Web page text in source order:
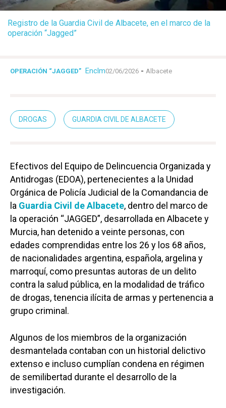
Registro de la Guardia Civil de Albacete, en el marco de la
operación “Jagged”
OPERACIÓN “JAGGED” Enclm02/06/2026 - Albacete
DROGAS GUARDIA CIVIL DE ALBACETE
Efectivos del Equipo de Delincuencia Organizada y
Antidrogas (EDOA), pertenecientes a la Unidad
Orgánica de Policía Judicial de la Comandancia de
la Guardia Civil de Albacete, dentro del marco de
la operación “JAGGED”, desarrollada en Albacete y
Murcia, han detenido a veinte personas, con
edades comprendidas entre los 26 y los 68 años,
de nacionalidades argentina, española, argelina y
marroquí, como presuntas autoras de un delito
contra la salud pública, en la modalidad de tráfico
de drogas, tenencia ilícita de armas y pertenencia a
grupo criminal.
Algunos de los miembros de la organización
desmantelada contaban con un historial delictivo
extenso e incluso cumplían condena en régimen
de semilibertad durante el desarrollo de la
investigación.